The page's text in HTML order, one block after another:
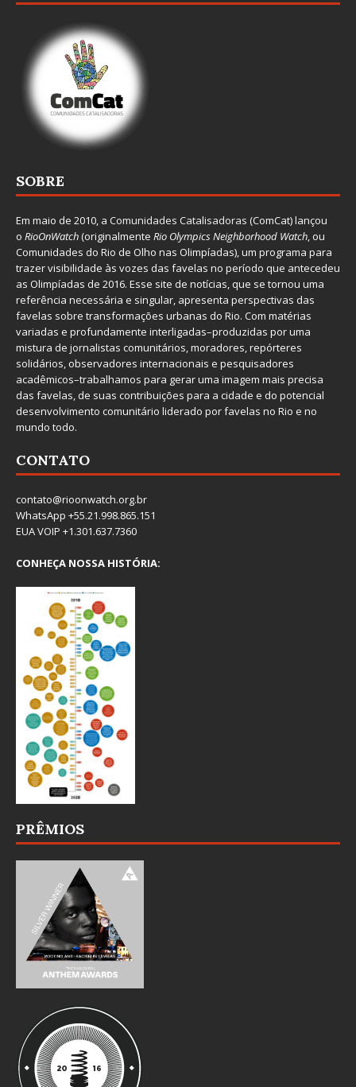
SOBRE
Em maio de 2010, a Comunidades Catalisadoras (ComCat) lançou
o RioOnWatch(originalmente Rio Olympics Neighborhood Watch, ou
Comunidades do Rio de Olho nas Olimpíadas), um programa para
trazer visibilidade às vozes das favelas no período que antecedeu
as Olimpíadas de 2016. Esse site de notícias, que se tornou uma
referência necessária e singular, apresenta perspectivas das
favelas sobre transformações urbanas do Rio. Com matérias
variadas e profundamente interligadas–produzidas por uma
mistura de jornalistas comunitários, moradores, repórteres
solidários, observadores internacionais e pesquisadores
acadêmicos–trabalhamos para gerar uma imagem mais precisa
das favelas, de suas contribuições para a cidade e do potencial
desenvolvimento comunitário liderado por favelas no Rio e no
mundo todo.
CONTATO
contato@rioonwatch.org.br
WhatsApp +55.21.998.865.151
EUA VOIP +1.301.637.7360
CONHEÇA NOSSA HISTÓRIA:
PRÊMIOS